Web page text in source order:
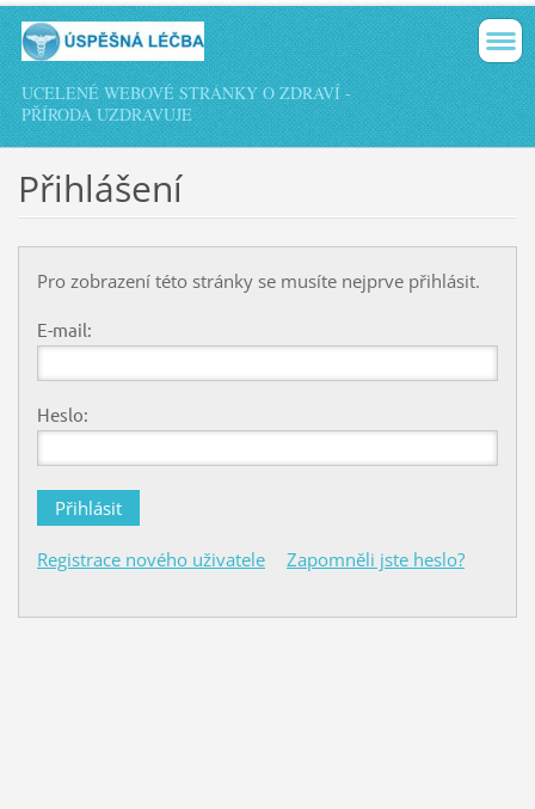
UCELENÉ WEBOVÉ STRÁNKY O ZDRAVÍ -
PŘÍRODA UZDRAVUJE
Přihlášení
Pro zobrazení této stránky se musíte nejprve přihlásit.
E-mail:
Heslo:
Registrace nového uživatele Zapomněli jste heslo?